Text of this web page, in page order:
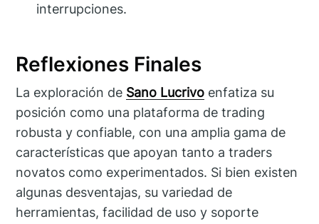
interrupciones.
Reflexiones Finales
La exploración de Sano Lucrivo enfatiza su
posición como una plataforma de trading
robusta y confiable, con una amplia gama de
características que apoyan tanto a traders
novatos como experimentados. Si bien existen
algunas desventajas, su variedad de
herramientas, facilidad de uso y soporte